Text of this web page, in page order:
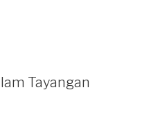
Tayangan